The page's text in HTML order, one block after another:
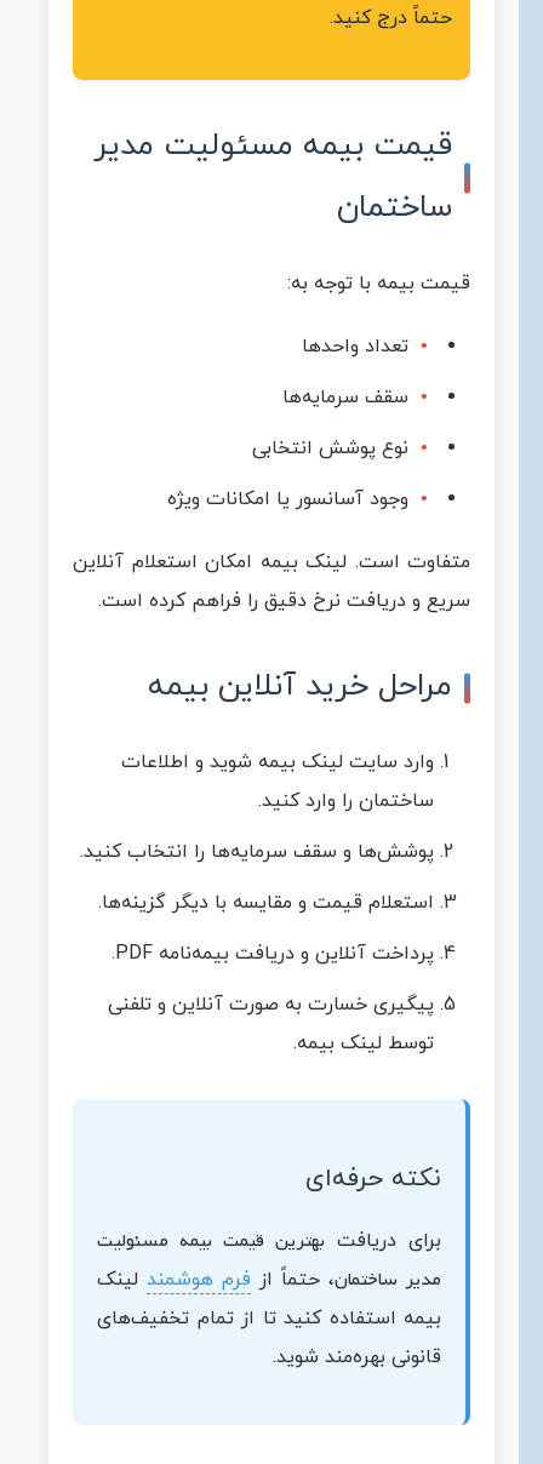
حتماً درج کنید.
قیمت بیمه مسئولیت مدیر
ساختمان
قیمت بیمه با توجه به:
تعداد واحدها
سقف سرمایه‌ها
نوع پوشش انتخابی
وجود آسانسور یا امکانات ویژه
متفاوت است. لینک بیمه امکان استعلام آنلاین
سریع و دریافت نرخ دقیق را فراهم کرده است.
مراحل خرید آنلاین بیمه
وارد سایت لینک بیمه شوید و اطلاعات
ساختمان را وارد کنید.
پوشش‌ها و سقف سرمایه‌ها را انتخاب کنید.
استعلام قیمت و مقایسه با دیگر گزینه‌ها.
پرداخت آنلاین و دریافت بیمه‌نامه PDF.
پیگیری خسارت به صورت آنلاین و تلفنی
توسط لینک بیمه.
نکته حرفه‌ای
برای دریافت بهترین قیمت بیمه مسئولیت
مدیر ساختمان، حتماً از فرم هوشمند لینک
بیمه استفاده کنید تا از تمام تخفیف‌های
قانونی بهره‌مند شوید.